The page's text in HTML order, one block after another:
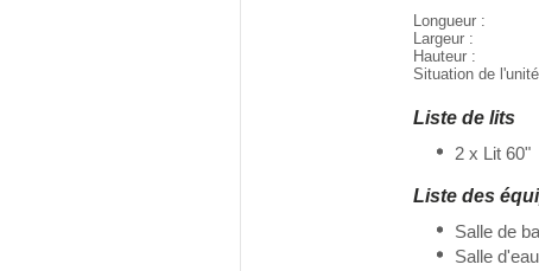
Longueur :
Largeur :
Hauteur :
Situation de
Liste de lits
2 x Lit 60"
Liste des
Salle de
Salle d'eau